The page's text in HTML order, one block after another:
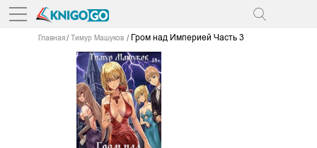
Главная Тимур Машуков Гром над Империей Часть 3